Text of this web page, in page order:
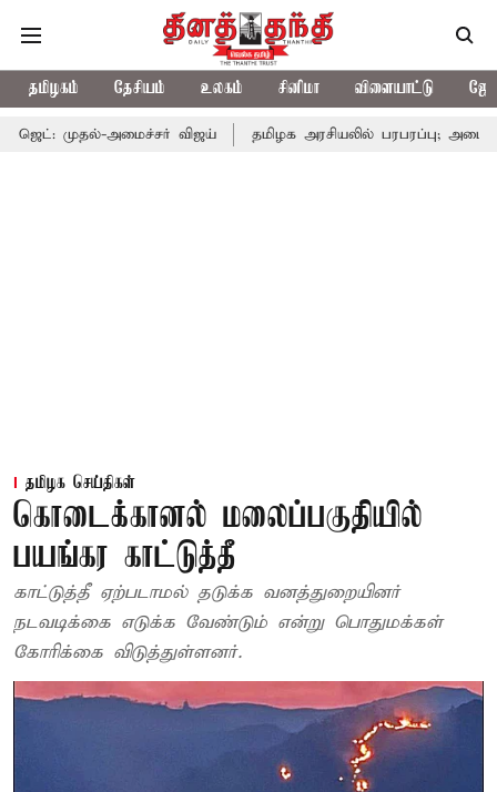
தமிழகம் தேசியம் உலகம் சினிமா விளையாட்டு
அமைச்சர் விஜய் தமிழக அரசியலில் பரபரப்பு; அமைச்சர் ஆனந்த்
தமிழக செய்திகள்
கொடைக்கானல் மலைப்பகுதியில்
பயங்கர காட்டுத்தீ
காட்டுத்தீ ஏற்படாமல் தடுக்க வனத்துறையினர்
நடவடிக்கை எடுக்க வேண்டும் என்று பொதுமக்கள்
கோரிக்கை விடுத்துள்ளனர்.